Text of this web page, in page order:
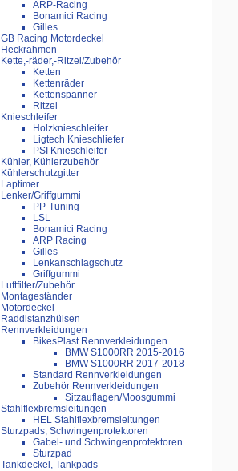
ARP-Racing
Bonamici Racing
Gilles
GB Racing Motordeckel
Heckrahmen
Kette,-räder,-Ritzel/Zubehör
Ketten
Kettenräder
Kettenspanner
Ritzel
Knieschleifer
Holzknieschleifer
Ligtech Knieschliefer
PSI Knieschleifer
Kühler, Kühlerzubehör
Kühlerschutzgitter
Laptimer
Lenker/Griffgummi
PP-Tuning
LSL
Bonamici Racing
ARP Racing
Gilles
Lenkanschlagschutz
Griffgummi
Luftfilter/Zubehör
Montageständer
Motordeckel
Raddistanzhülsen
Rennverkleidungen
BikesPlast Rennverkleidungen
BMW S1000RR 2015-2016
BMW S1000RR 2017-2018
Standard Rennverkleidungen
Zubehör Rennverkleidungen
Sitzauflagen/Moosgummi
Stahlflexbremsleitungen
HEL Stahlflexbremsleitungen
Sturzpads, Schwingenprotektoren
Gabel- und Schwingenprotektoren
Sturzpad
Tankdeckel, Tankpads